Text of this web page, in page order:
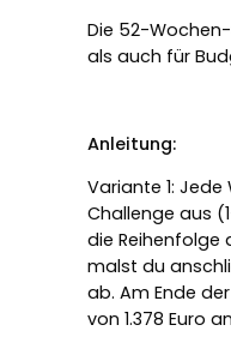
Die 52-
als auch für
Anleitung:
Variante 1:
Challenge aus
die Reihenfolge
malst du
ab. Am Ende
von 1.378 Euro